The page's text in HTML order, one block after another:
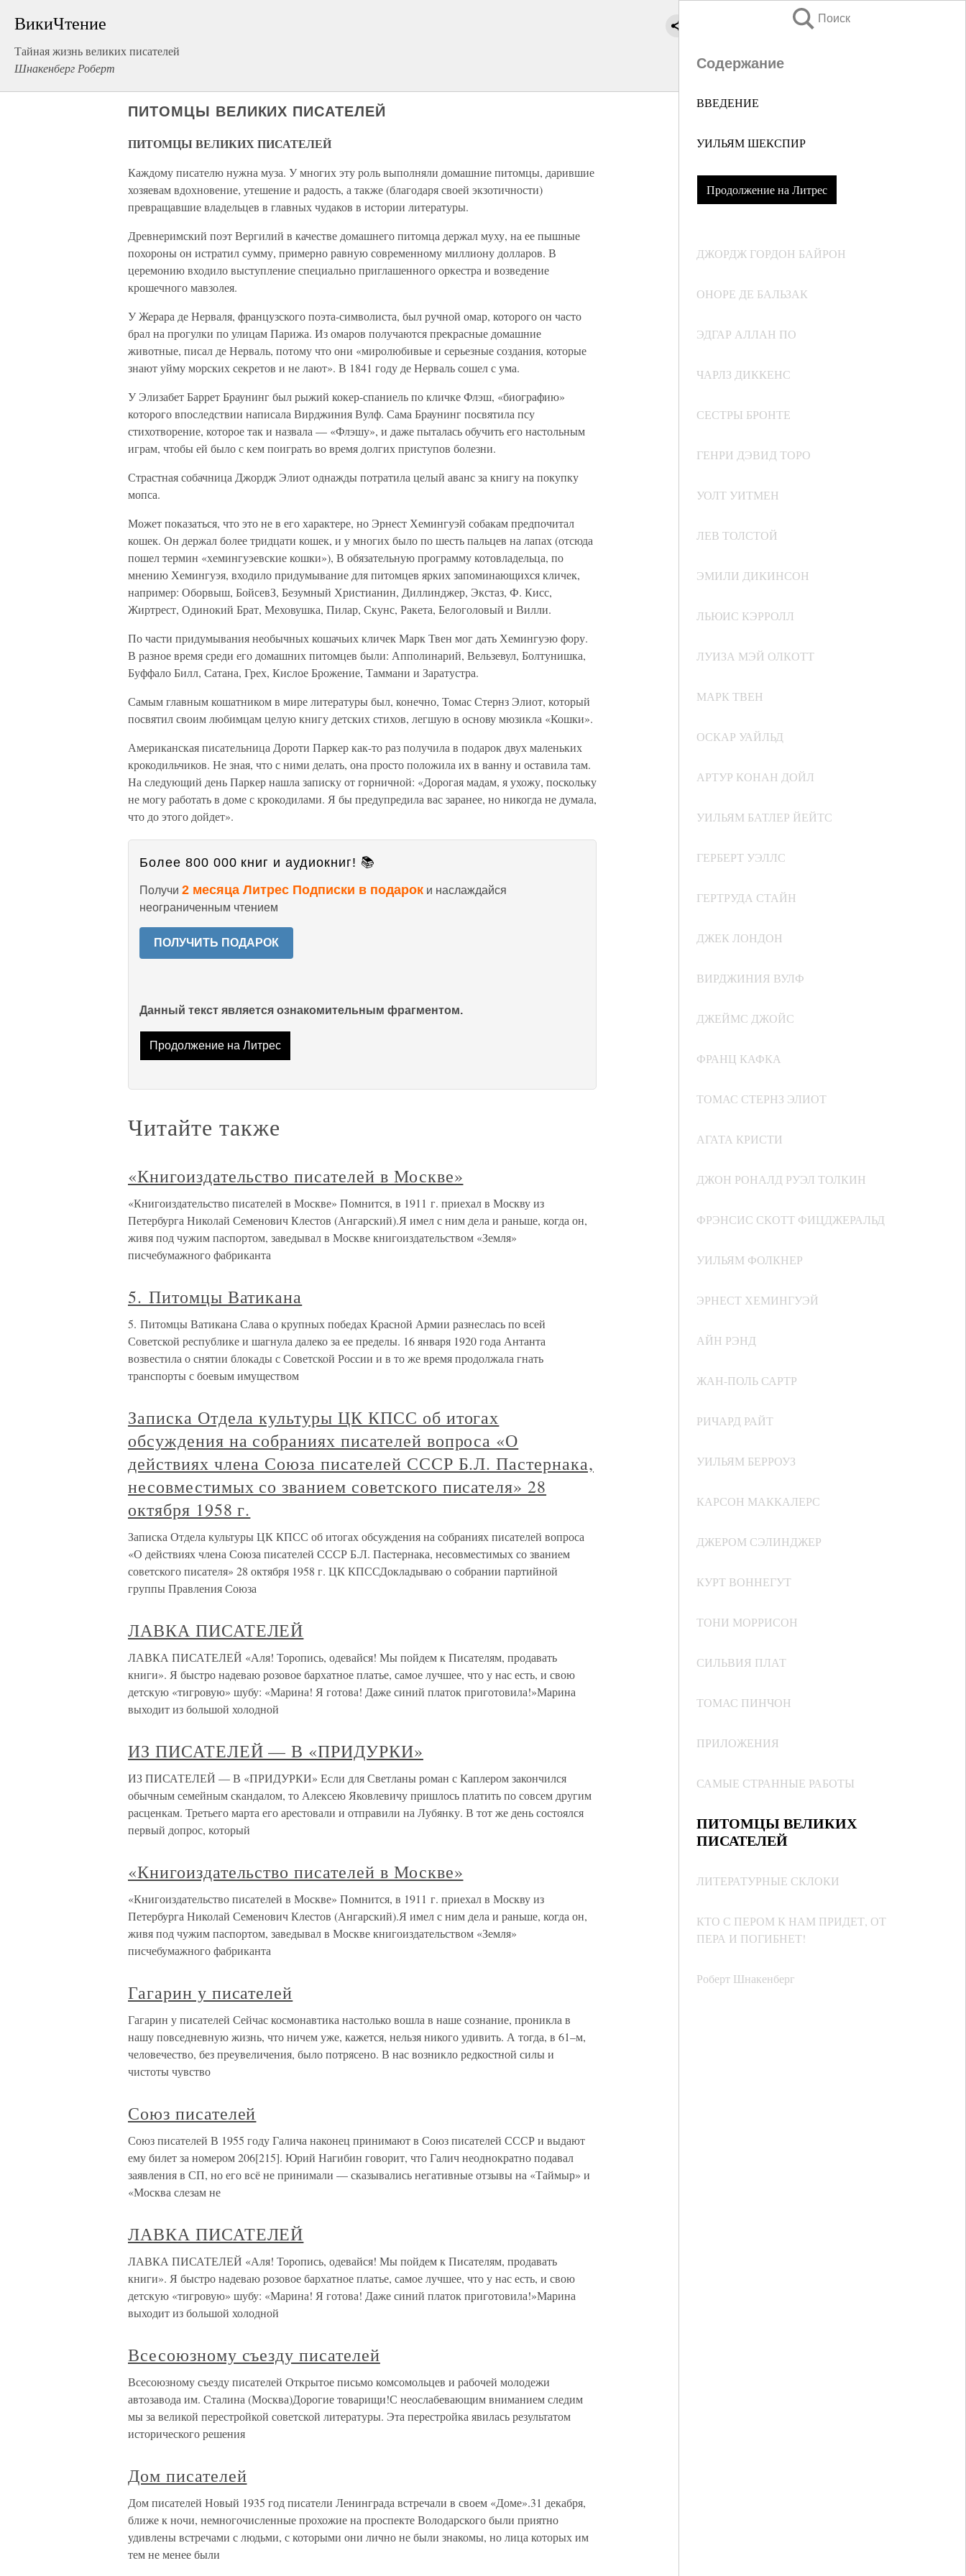
ВикиЧтение
Тайная жизнь великих писателей
Шнакенберг Роберт
Поиск
Содержание
ВВЕДЕНИЕ
УИЛЬЯМ ШЕКСПИР
Продолжение на Литрес
ДЖОРДЖ ГОРДОН БАЙРОН
ОНОРЕ ДЕ БАЛЬЗАК
ЭДГАР АЛЛАН ПО
ЧАРЛЗ ДИККЕНС
СЕСТРЫ БРОНТЕ
ГЕНРИ ДЭВИД ТОРО
УОЛТ УИТМЕН
ЛЕВ ТОЛСТОЙ
ЭМИЛИ ДИКИНСОН
ЛЬЮИС КЭРРОЛЛ
ЛУИЗА МЭЙ ОЛКОТТ
МАРК ТВЕН
ОСКАР УАЙЛЬД
АРТУР КОНАН ДОЙЛ
УИЛЬЯМ БАТЛЕР ЙЕЙТС
ГЕРБЕРТ УЭЛЛС
ГЕРТРУДА СТАЙН
ДЖЕК ЛОНДОН
ВИРДЖИНИЯ ВУЛФ
ДЖЕЙМС ДЖОЙС
ФРАНЦ КАФКА
ТОМАС СТЕРНЗ ЭЛИОТ
АГАТА КРИСТИ
ДЖОН РОНАЛД РУЭЛ ТОЛКИН
ФРЭНСИС СКОТТ ФИЦДЖЕРАЛЬД
УИЛЬЯМ ФОЛКНЕР
ЭРНЕСТ ХЕМИНГУЭЙ
АЙН РЭНД
ЖАН-ПОЛЬ САРТР
РИЧАРД РАЙТ
УИЛЬЯМ БЕРРОУЗ
КАРСОН МАККАЛЕРС
ДЖЕРОМ СЭЛИНДЖЕР
КУРТ ВОННЕГУТ
ТОНИ МОРРИСОН
СИЛЬВИЯ ПЛАТ
ТОМАС ПИНЧОН
ПРИЛОЖЕНИЯ
САМЫЕ СТРАННЫЕ РАБОТЫ
ПИТОМЦЫ ВЕЛИКИХ
ПИСАТЕЛЕЙ
ЛИТЕРАТУРНЫЕ СКЛОКИ
КТО С ПЕРОМ К НАМ ПРИДЕТ, ОТ
ПЕРА И ПОГИБНЕТ!
Роберт Шнакенберг
ПИТОМЦЫ ВЕЛИКИХ ПИСАТЕЛЕЙ
ПИТОМЦЫ ВЕЛИКИХ ПИСАТЕЛЕЙ
Каждому писателю нужна муза. У многих эту роль выполняли домашние питомцы, дарившие
хозяевам вдохновение, утешение и радость, а также (благодаря своей экзотичности)
превращавшие владельцев в главных чудаков в истории литературы.
Древнеримский поэт Вергилий в качестве домашнего питомца держал муху, на ее пышные
похороны он истратил сумму, примерно равную современному миллиону долларов. В
церемонию входило выступление специально приглашенного оркестра и возведение
крошечного мавзолея.
У Жерара де Нерваля, французского поэта-символиста, был ручной омар, которого он часто
брал на прогулки по улицам Парижа. Из омаров получаются прекрасные домашние
животные, писал де Нерваль, потому что они «миролюбивые и серьезные создания, которые
знают уйму морских секретов и не лают». В 1841 году де Нерваль сошел с ума.
У Элизабет Баррет Браунинг был рыжий кокер-спаниель по кличке Флэш, «биографию»
которого впоследствии написала Вирджиния Вулф. Сама Браунинг посвятила псу
стихотворение, которое так и назвала — «Флэшу», и даже пыталась обучить его настольным
играм, чтобы ей было с кем поиграть во время долгих приступов болезни.
Страстная собачница Джордж Элиот однажды потратила целый аванс за книгу на покупку
мопса.
Может показаться, что это не в его характере, но Эрнест Хемингуэй собакам предпочитал
кошек. Он держал более тридцати кошек, и у многих было по шесть пальцев на лапах (отсюда
пошел термин «хемингуэевские кошки»), В обязательную программу котовладельца, по
мнению Хемингуэя, входило придумывание для питомцев ярких запоминающихся кличек,
например: Оборвыш, БойсевЗ, Безумный Христианин, Диллинджер, Экстаз, Ф. Кисс,
Жиртрест, Одинокий Брат, Меховушка, Пилар, Скунс, Ракета, Белоголовый и Вилли.
По части придумывания необычных кошачьих кличек Марк Твен мог дать Хемингуэю фору.
В разное время среди его домашних питомцев были: Апполинарий, Вельзевул, Болтунишка,
Буффало Билл, Сатана, Грех, Кислое Брожение, Таммани и Заратустра.
Самым главным кошатником в мире литературы был, конечно, Томас Стернз Элиот, который
посвятил своим любимцам целую книгу детских стихов, легшую в основу мюзикла «Кошки».
Американская писательница Дороти Паркер как-то раз получила в подарок двух маленьких
крокодильчиков. Не зная, что с ними делать, она просто положила их в ванну и оставила там.
На следующий день Паркер нашла записку от горничной: «Дорогая мадам, я ухожу, поскольку
не могу работать в доме с крокодилами. Я бы предупредила вас заранее, но никогда не думала,
что до этого дойдет».
Более 800 000 книг и аудиокниг! 📚
Получи 2 месяца Литрес Подписки в подарок и наслаждайся
неограниченным чтением
ПОЛУЧИТЬ ПОДАРОК
Данный текст является ознакомительным фрагментом.
Продолжение на Литрес
Читайте также
«Книгоиздательство писателей в Москве»
«Книгоиздательство писателей в Москве» Помнится, в 1911 г. приехал в Москву из
Петербурга Николай Семенович Клестов (Ангарский).Я имел с ним дела и раньше, когда он,
живя под чужим паспортом, заведывал в Москве книгоиздательством «Земля»
писчебумажного фабриканта
5. Питомцы Ватикана
5. Питомцы Ватикана Слава о крупных победах Красной Армии разнеслась по всей
Советской республике и шагнула далеко за ее пределы. 16 января 1920 года Антанта
возвестила о снятии блокады с Советской России и в то же время продолжала гнать
транспорты с боевым имуществом
Записка Отдела культуры ЦК КПСС об итогах
обсуждения на собраниях писателей вопроса «О
действиях члена Союза писателей СССР Б.Л. Пастернака,
несовместимых со званием советского писателя» 28
октября 1958 г.
Записка Отдела культуры ЦК КПСС об итогах обсуждения на собраниях писателей вопроса
«О действиях члена Союза писателей СССР Б.Л. Пастернака, несовместимых со званием
советского писателя» 28 октября 1958 г. ЦК КПССДокладываю о собрании партийной
группы Правления Союза
ЛАВКА ПИСАТЕЛЕЙ
ЛАВКА ПИСАТЕЛЕЙ «Аля! Торопись, одевайся! Мы пойдем к Писателям, продавать
книги». Я быстро надеваю розовое бархатное платье, самое лучшее, что у нас есть, и свою
детскую «тигровую» шубу: «Марина! Я готова! Даже синий платок приготовила!»Марина
выходит из большой холодной
ИЗ ПИСАТЕЛЕЙ — В «ПРИДУРКИ»
ИЗ ПИСАТЕЛЕЙ — В «ПРИДУРКИ» Если для Светланы роман с Каплером закончился
обычным семейным скандалом, то Алексею Яковлевичу пришлось платить по совсем другим
расценкам. Третьего марта его арестовали и отправили на Лубянку. В тот же день состоялся
первый допрос, который
«Книгоиздательство писателей в Москве»
«Книгоиздательство писателей в Москве» Помнится, в 1911 г. приехал в Москву из
Петербурга Николай Семенович Клестов (Ангарский).Я имел с ним дела и раньше, когда он,
живя под чужим паспортом, заведывал в Москве книгоиздательством «Земля»
писчебумажного фабриканта
Гагарин у писателей
Гагарин у писателей Сейчас космонавтика настолько вошла в наше сознание, проникла в
нашу повседневную жизнь, что ничем уже, кажется, нельзя никого удивить. А тогда, в 61–м,
человечество, без преувеличения, было потрясено. В нас возникло редкостной силы и
чистоты чувство
Союз писателей
Союз писателей В 1955 году Галича наконец принимают в Союз писателей СССР и выдают
ему билет за номером 206[215]. Юрий Нагибин говорит, что Галич неоднократно подавал
заявления в СП, но его всё не принимали — сказывались негативные отзывы на «Таймыр» и
«Москва слезам не
ЛАВКА ПИСАТЕЛЕЙ
ЛАВКА ПИСАТЕЛЕЙ «Аля! Торопись, одевайся! Мы пойдем к Писателям, продавать
книги». Я быстро надеваю розовое бархатное платье, самое лучшее, что у нас есть, и свою
детскую «тигровую» шубу: «Марина! Я готова! Даже синий платок приготовила!»Марина
выходит из большой холодной
Всесоюзному съезду писателей
Всесоюзному съезду писателей Открытое письмо комсомольцев и рабочей молодежи
автозавода им. Сталина (Москва)Дорогие товарищи!С неослабевающим вниманием следим
мы за великой перестройкой советской литературы. Эта перестройка явилась результатом
исторического решения
Дом писателей
Дом писателей Новый 1935 год писатели Ленинграда встречали в своем «Доме».31 декабря,
ближе к ночи, немногочисленные прохожие на проспекте Володарского были приятно
удивлены встречами с людьми, с которыми они лично не были знакомы, но лица которых им
тем не менее были